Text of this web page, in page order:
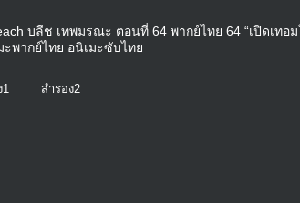
บลีช เทพมรณะ ตอนที่ 64 พากย์ไทย 64 “เปิดเทอ
พากย์ไทย อนิเมะซับไทย
1 สำรอง2